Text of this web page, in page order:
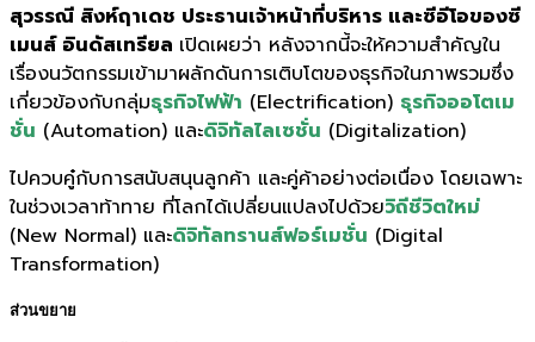
สุวรรณี สิงห์ฤาเดช ประธานเจ้าหน้าที่บริหาร และซีอีโอของซี
เมนส์ อินดัสเทรียล เปิดเผยว่า หลังจากนี้จะให้ความสำคัญใน
เรื่องนวัตกรรมเข้ามาผลักดันการเติบโตของธุรกิจในภาพรวมซึ่ง
เกี่ยวข้องกับกลุ่มธุรกิจไฟฟ้า (Electrification) ธุรกิจออโตเม
ชั่น (Automation) และดิจิทัลไลเซชั่น (Digitalization)
ไปควบคู๋กับการสนับสนุนลูกค้า และคู่ค้าอย่างต่อเนื่อง โดยเฉพาะ
ในช่วงเวลาท้าทาย ที่โลกได้เปลี่ยนแปลงไปด้วยวิถีชีวิตใหม่
(New Normal) และดิจิทัลทรานส์ฟอร์เมชั่น (Digital
Transformation)
ส่วนขยาย